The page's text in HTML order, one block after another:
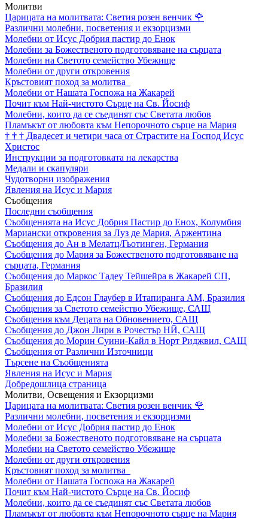
Молитви
Царицата на молитвата: Светия розен венчик 🌹
Различни молебни, посветения и екзорцизми
Молебни от Исус Добрия пастир до Енок
Молебни за Божественото подготовяване на сърцата
Молебни на Светото семейство Убежище
Молебни от други откровения
Кръстовият поход за молитва
Молебни от Нашата Госпожа на Жакарей
Почит към Най-чистото Сърце на Св. Йосиф
Молебни, които да се съединят със Светата любов
Пламъкът от любовта към Непорочното сърце на Мария
† † † Двадесет и четири часа от Страстите на Господ Исус
Христос
Инструкции за подготовката на лекарства
Медали и скапуляри
Чудотворни изображения
Явления на Исус и Мария
Съобщения
Последни съобщения
Съобщенията на Исус Добрия Пастир до Енох, Колумбия
Мариански откровения за Луз де Мария, Аржентина
Съобщения до Ан в Мелатц/Гьотинген, Германия
Съобщения до Мария за Божественото подготовяване на
сърцата, Германия
Съобщения до Маркос Тадеу Тейшейра в Жакарей СП,
Бразилия
Съобщения до Едсон Глаубер в Итапиранга АМ, Бразилия
Съобщения за Светото семейство Убежище, САЩ
Съобщения към Децата на Обновението, САЩ
Съобщения до Джон Лири в Рочестър НЙ, САЩ
Съобщения до Морин Суини-Кайл в Норт Риджвил, САЩ
Съобщения от Различни Източници
Търсене на Съобщенията
Явления на Исус и Мария
Добредошлица страница
Молитви, Освещения и Екзорцизми
Царицата на молитвата: Светия розен венчик 🌹
Различни молебни, посветения и екзорцизми
Молебни от Исус Добрия пастир до Енок
Молебни за Божественото подготовяване на сърцата
Молебни на Светото семейство Убежище
Молебни от други откровения
Кръстовият поход за молитва
Молебни от Нашата Госпожа на Жакарей
Почит към Най-чистото Сърце на Св. Йосиф
Молебни, които да се съединят със Светата любов
Пламъкът от любовта към Непорочното сърце на Мария